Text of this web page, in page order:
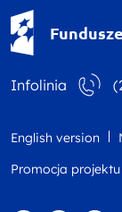
Infolinia
English version
Promocja projektu